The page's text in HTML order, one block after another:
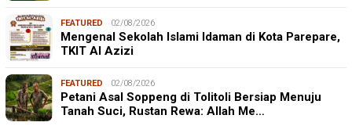
FEATURED 02/08/2026
Mengenal Sekolah Islami Idaman di Kota Parepare,
TKIT Al Azizi
FEATURED 02/08/2026
Petani Asal Soppeng di Tolitoli Bersiap Menuju
Tanah Suci, Rustan Rewa: Allah Me…